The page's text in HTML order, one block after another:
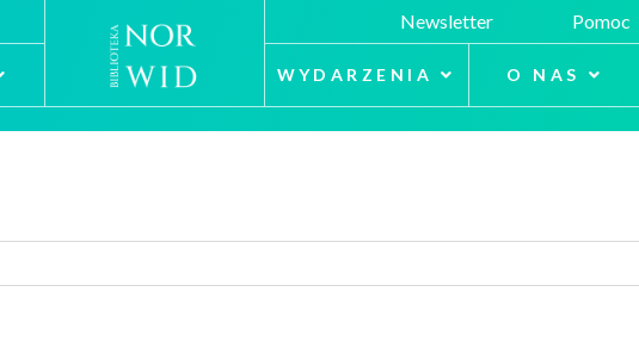
Newsletter Pomoc
WYDARZENIA O NAS